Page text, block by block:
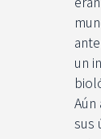
un
sus